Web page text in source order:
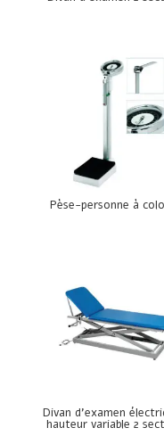
Pèse-personne à
Divan d’examen
hauteur variable 2